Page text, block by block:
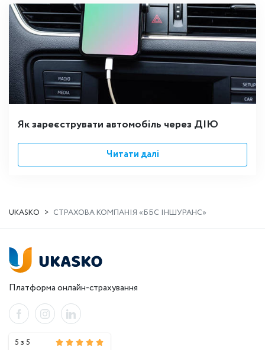
Як зареєструвати автомобіль через ДІЮ
Читати далі
UKASKO СТРАХОВА КОМПАНІЯ «ББС ІНШУРАНС»
Платформа онлайн-страхування
5 з 5